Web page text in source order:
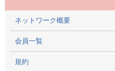
ネットワーク概要
会員一覧
規約